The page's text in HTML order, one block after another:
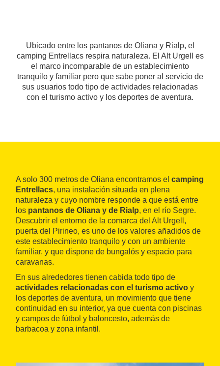
Ubicado entre los pantanos de Oliana y Rialp, el
camping Entrellacs respira naturaleza. El Alt Urgell es
el marco incomparable de un establecimiento
tranquilo y familiar pero que sabe poner al servicio de
sus usuarios todo tipo de actividades relacionadas
con el turismo activo y los deportes de aventura.
A solo 300 metros de Oliana encontramos el camping
Entrellacs, una instalación situada en plena
naturaleza y cuyo nombre responde a que está entre
los pantanos de Oliana y de Rialp, en el río Segre.
Descubrir el entorno de la comarca del Alt Urgell,
puerta del Pirineo, es uno de los valores añadidos de
este establecimiento tranquilo y con un ambiente
familiar, y que dispone de bungalós y espacio para
caravanas.
En sus alrededores tienen cabida todo tipo de
actividades relacionadas con el turismo activo y
los deportes de aventura, un movimiento que tiene
continuidad en su interior, ya que cuenta con piscinas
y campos de fútbol y baloncesto, además de
barbacoa y zona infantil.